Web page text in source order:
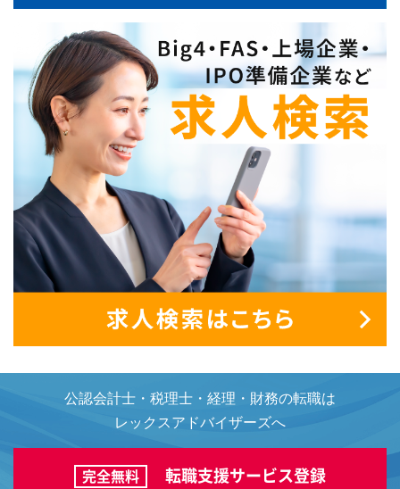
公認会計士・税理士・経理・財務の転職は
レックスアドバイザーズへ
完全無料 転職支援サービス登録